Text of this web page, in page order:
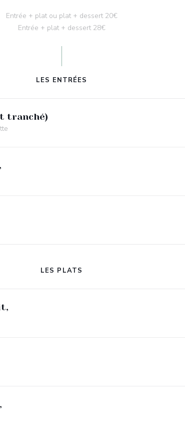
Entrée + plat ou plat + dessert 20€
Entrée + plat + dessert 28€
LES ENTRÉES
tranché)
LES PLATS